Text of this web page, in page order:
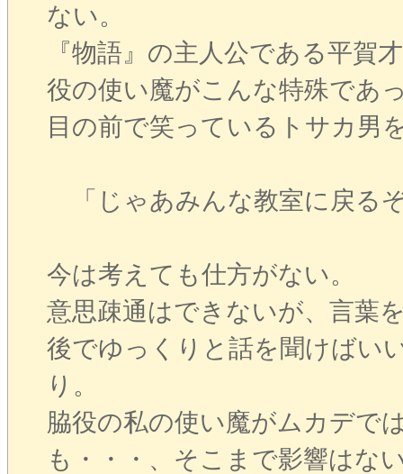
ない。
『物語』の主人公である平賀
役の使い魔がこんな特殊であ
目の前で笑っているトサカ男
「じゃあみんな教室に戻る
今は考えても仕方がない。
意思疎通はできないが、言葉
後でゆっくりと話を聞けばい
り。
脇役の私の使い魔がムカデで
も・・・、そこまで影響はな